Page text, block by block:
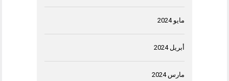
مايو 2024
أبريل 2024
مارس 2024